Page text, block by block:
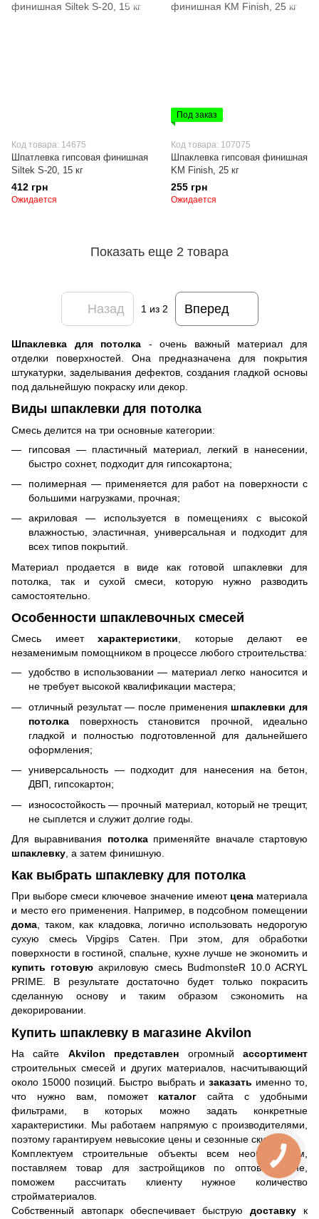
Код товара: 14675
Шпатлевка гипсовая финишная
Siltek S-20, 15 кг
412 грн
Ожидается
Под заказ
Код товара: 107075
Шпаклевка гипсовая финишная
KM Finish, 25 кг
255 грн
Ожидается
Показать еще 2 товара
Назад 1 из 2 Вперед
Шпаклевка для потолка - очень важный материал для
отделки поверхностей. Она предназначена для покрытия
штукатурки, заделывания дефектов, создания гладкой основы
под дальнейшую покраску или декор.
Виды шпаклевки для потолка
Смесь делится на три основные категории:
гипсовая — пластичный материал, легкий в нанесении,
быстро сохнет, подходит для гипсокартона;
полимерная — применяется для работ на поверхности с
большими нагрузками, прочная;
акриловая — используется в помещениях с высокой
влажностью, эластичная, универсальная и подходит для
всех типов покрытий.
Материал продается в виде как готовой шпаклевки для
потолка, так и сухой смеси, которую нужно разводить
самостоятельно.
Особенности шпаклевочных смесей
Смесь имеетхарактеристики, которые делают ее
незаменимым помощником в процессе любого строительства:
удобство в использовании — материал легко наносится и
не требует высокой квалификации мастера;
отличный результат — после применения шпаклевки для
потолка поверхность становится прочной, идеально
гладкой и полностью подготовленной для дальнейшего
оформления;
универсальность — подходит для нанесения на бетон,
ДВП, гипсокартон;
износостойкость — прочный материал, который не трещит,
не сыплется и служит долгие годы.
Для выравнивания потолкаприменяйте вначале стартовую
шпаклевку , а затем финишную.
Как выбрать шпаклевку для потолка
При выборе смеси ключевое значение имеют ценаматериала
и место его применения. Например, в подсобном помещении
дома, таком, как кладовка, логично использовать недорогую
сухую смесь Vipgips Сатен. При этом, для обработки
поверхности в гостиной, спальне, кухне лучше не экономить и
купить готовую акриловую смесь BudmonsteR 10.0 ACRYL
PRIME. В результате достаточно будет только покрасить
сделанную основу и таким образом сэкономить на
декорировании.
Купить шпаклевку в магазине Akvilon
На сайте Akvilon представлен огромныйассортимент
строительных смесей и других материалов, насчитывающий
около 15000 позиций. Быстро выбрать и заказать именно то,
что нужно вам, поможет каталог сайта с удобными
фильтрами, в которых можно задать конкретные
характеристики. Мы работаем напрямую с производителями,
поэтому гарантируем невысокие цены и сезонные скидки.
Комплектуем строительные объекты всем необходимым,
поставляем товар для застройщиков по оптовой цене,
поможем рассчитать клиенту нужное количество
стройматериалов.
Собственный автопарк обеспечивает быструю доставку к